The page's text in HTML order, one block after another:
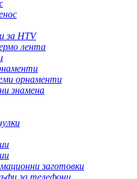
за HTV
лента
орнаменти
знамена
заготовки
за телефони